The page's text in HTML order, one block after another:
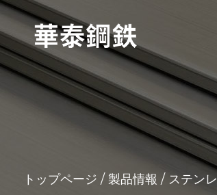
トップページ / 製品情報 / ステン